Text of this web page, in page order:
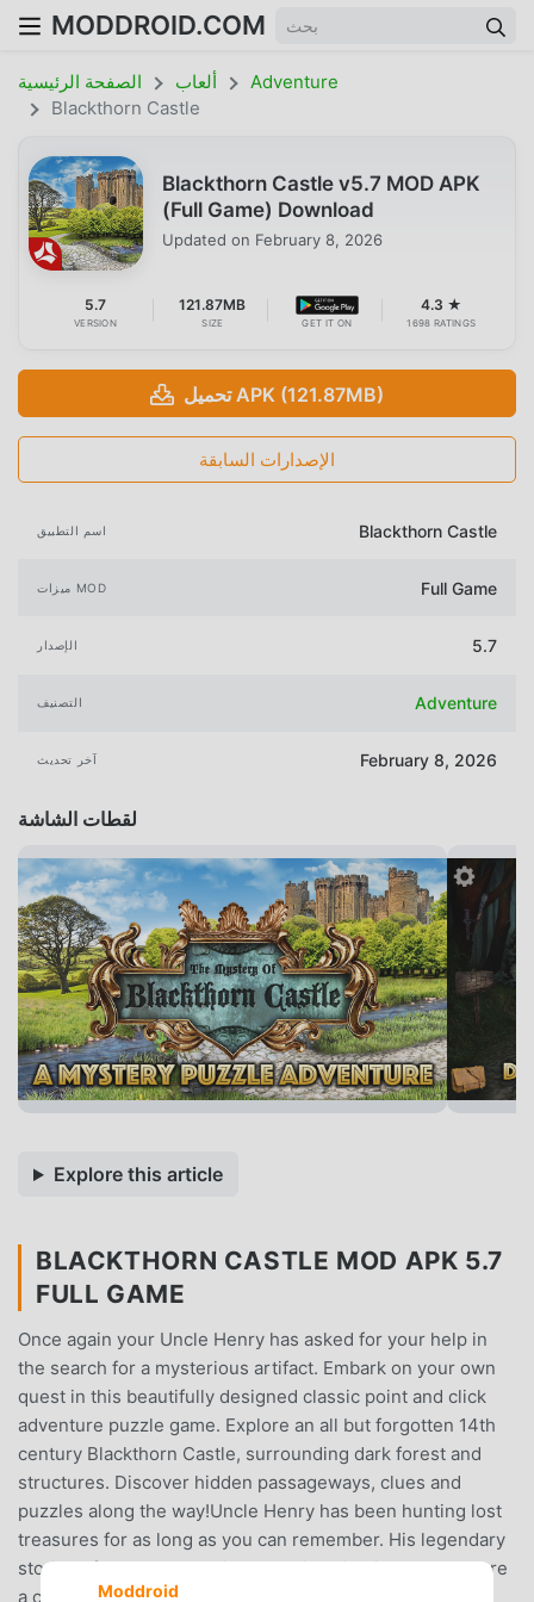
MODDROID.COM
الصفحة الرئيسية ألعاب
Adventure
Blackthorn Castle
Blackthorn Castle v5.7 MOD APK
(Full Game) Download
Updated on February 8, 2026
5.7
VERSION
121.87MB
SIZE GET IT ON
4.3 ★
1698 RATINGS
تحميل APK (121.87MB)
الإصدارات السابقة
اسم التطبيق Blackthorn Castle
ميزات MOD Full Game
الإصدار 5.7
التصنيف Adventure
آخر تحديث February 8, 2026
لقطات الشاشة
Explore this article
BLACKTHORN CASTLE MOD APK 5.7
FULL GAME
Once again your Uncle Henry has asked for your help in
the search for a mysterious artifact. Embark on your own
quest in this beautifully designed classic point and click
adventure puzzle game. Explore an all but forgotten 14th
century Blackthorn Castle, surrounding dark forest and
structures. Discover hidden passageways, clues and
puzzles along the way!Uncle Henry has been hunting lost
treasures for as long as you can remember. His legendary
stories of adventure excited your imagination as you were
a child growing up. Now with your newly acquired
Moddroid